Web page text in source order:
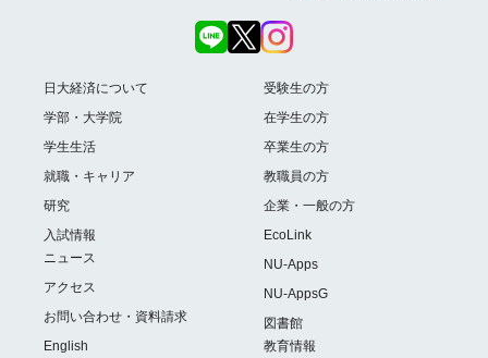
日大経済について
学部・大学院
学生生活
就職・キャリア
研究
入試情報
ニュース
アクセス
お問い合わせ・資料請求
English
受験生の方
在学生の方
卒業生の方
教職員の方
企業・一般の方
EcoLink
NU-Apps
NU-AppsG
図書館
教育情報